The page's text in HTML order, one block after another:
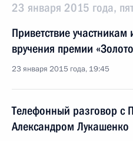
23 января 2015 года,
Приветствие
вручения премии
23 января 2015 года, 19:45
Телефонный разговор с
Александром Лукашенко